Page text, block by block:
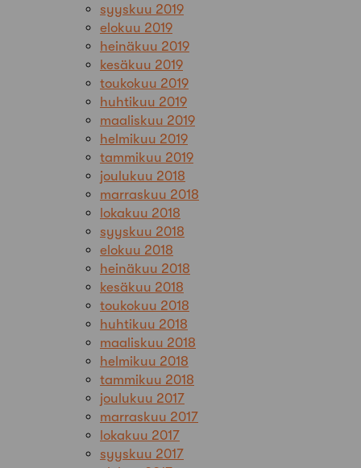
syyskuu 2019
elokuu 2019
heinäkuu 2019
kesäkuu 2019
toukokuu 2019
huhtikuu 2019
maaliskuu 2019
helmikuu 2019
tammikuu 2019
joulukuu 2018
marraskuu 2018
lokakuu 2018
syyskuu 2018
elokuu 2018
heinäkuu 2018
kesäkuu 2018
toukokuu 2018
huhtikuu 2018
maaliskuu 2018
helmikuu 2018
tammikuu 2018
joulukuu 2017
marraskuu 2017
lokakuu 2017
syyskuu 2017